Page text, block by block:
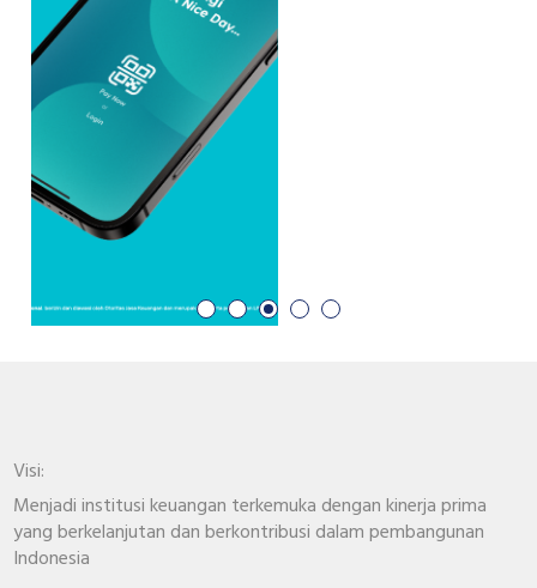
Visi:
Menjadi institusi keuangan terkemuka dengan kinerja prima
yang berkelanjutan dan berkontribusi dalam pembangunan
Indonesia